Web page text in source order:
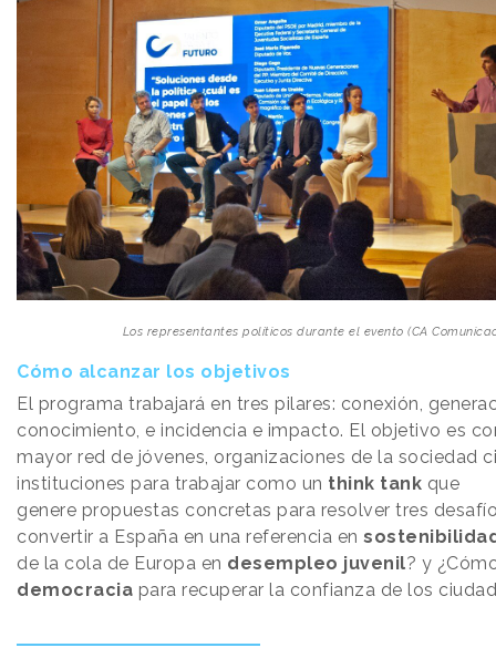
Los representantes políticos durante el evento (CA
Cómo alcanzar los objetivos
El programa trabajará en tres pilares: conexión,
conocimiento, e incidencia e impacto. El objetivo es
mayor red de jóvenes, organizaciones de la sociedad
instituciones para trabajar como un think tank que
genere propuestas concretas para resolver tres
convertir a España en una referencia en
de la cola de Europa en desempleo juvenil? y
democracia para recuperar la confianza de los